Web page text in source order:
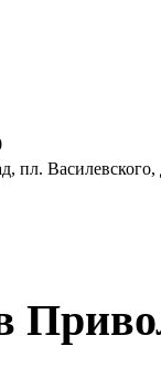
пл. Василевского,